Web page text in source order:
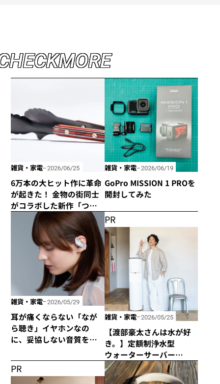
HECKMORE
雑貨・家電 2026/06/25
6万本の大ヒット作に革命
が起きた！ 金物の街同士
がコラボした新作「つか
みのトング」が登場！
雑貨・家電 2026/06/19
GoPro MISSION 1 PROを
開封してみた
雑貨・家電 2026/05/29
耳が痛くならない「なが
ら聴き」イヤホンなの
に、妥協しない音質を追
発売！
PR
雑貨・家電 2026/05/25
【渡部豪太さんは水が好
き。】定額制浄水型
ウォーターサーバー
every frecious tallを使っ
てみた
PR